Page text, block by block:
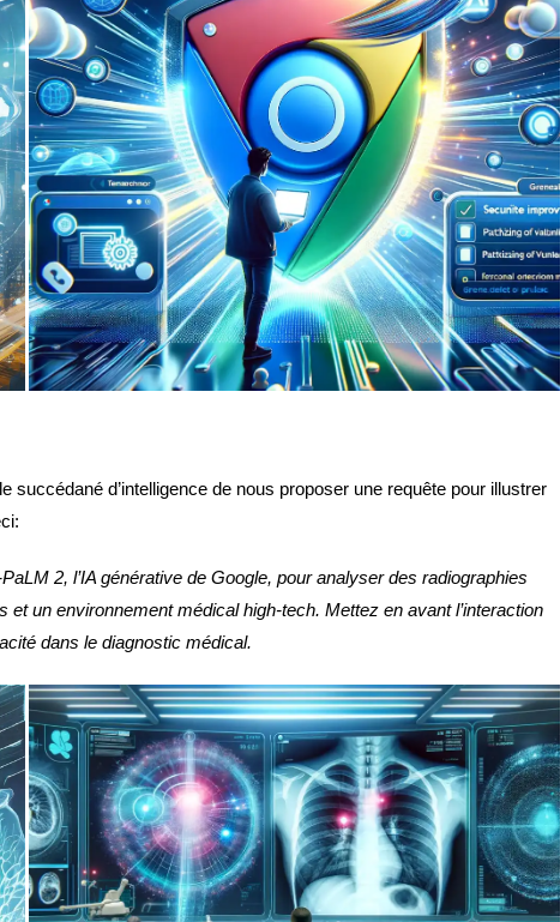
d’intelligence de nous proposer une requête pour illustrer
2, l’IA générative de Google, pour analyser des radiographies
un environnement médical high-tech. Mettez en avant l’interaction
dans le diagnostic médical.